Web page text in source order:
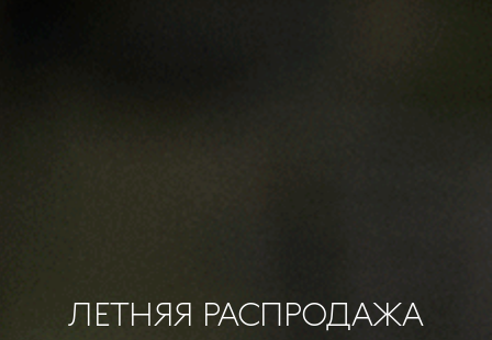
ЛЕТНЯЯ РАСПРОДАЖА